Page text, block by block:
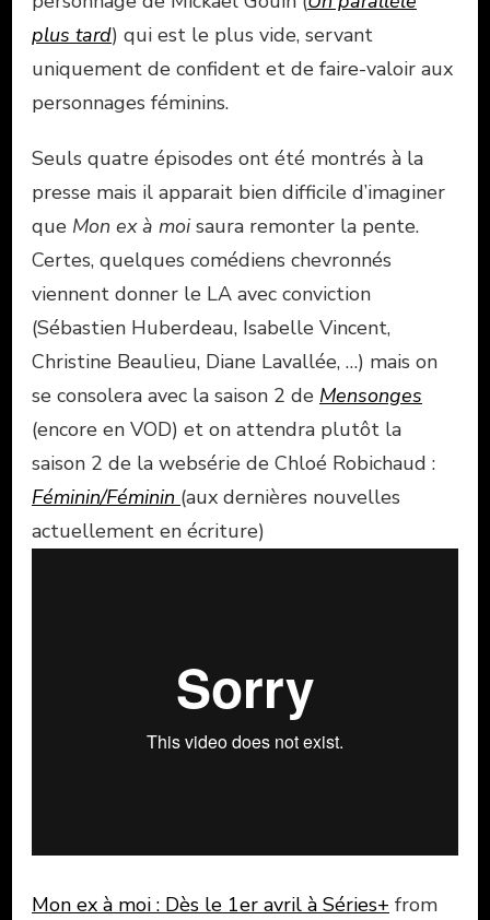
plus tard) qui est le plus vide, servant
uniquement de confident et de faire-valoir aux
personnages féminins.
Seuls quatre épisodes ont été montrés à la
presse mais il apparait bien difficile d’imaginer
que Mon ex à moisaura remonter la pente.
Certes, quelques comédiens chevronnés
viennent donner le LA avec conviction
(Sébastien Huberdeau, Isabelle Vincent,
Christine Beaulieu, Diane Lavallée, …) mais on
se consolera avec la saison 2 de Mensonges
(encore en VOD) et on attendra plutôt la
saison 2 de la websérie de Chloé Robichaud :
Féminin/Féminin (aux dernières nouvelles
actuellement en écriture)
Mon ex à moi : Dès le 1er avril à Séries+ from